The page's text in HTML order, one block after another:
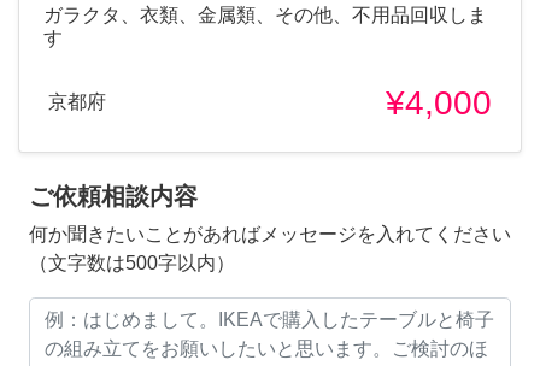
ガラクタ、衣類、金属類、その他、不用品回収しま
す
京都府 ¥4,000
ご依頼相談内容
何か聞きたいことがあればメッセージを入れてください
（文字数は500字以内）